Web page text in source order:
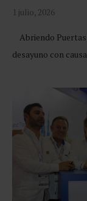
1 julio, 2026
Abriendo Puertas
desayuno con